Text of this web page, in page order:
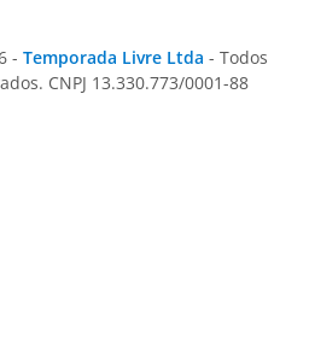
- Temporada Livre Ltda - Todos
CNPJ 13.330.773/0001-88